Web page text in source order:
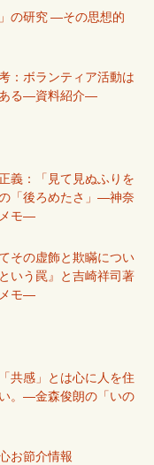
の研究 ―その思想的
：ボランティア活動は
ある―資料紹介―
義：「見て見ぬふりを
「後ろめたさ」―神奈
メモ―
その虚飾と欺瞞につい
いう罠』と吉崎祥司著
メモ―
共感」とは心に人を住
。―金森俊朗の「いの
お節介情報